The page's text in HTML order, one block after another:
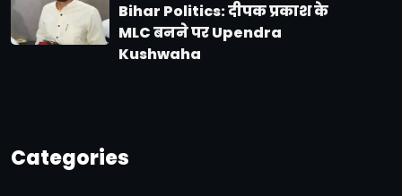
Bihar Politics: दीपक प्रकाश के
MLC बनने पर Upendra
Kushwaha
Categories